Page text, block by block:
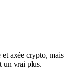
axée crypto, mais
un vrai plus.